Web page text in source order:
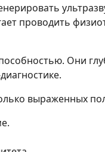
проводить
Они
выраженных